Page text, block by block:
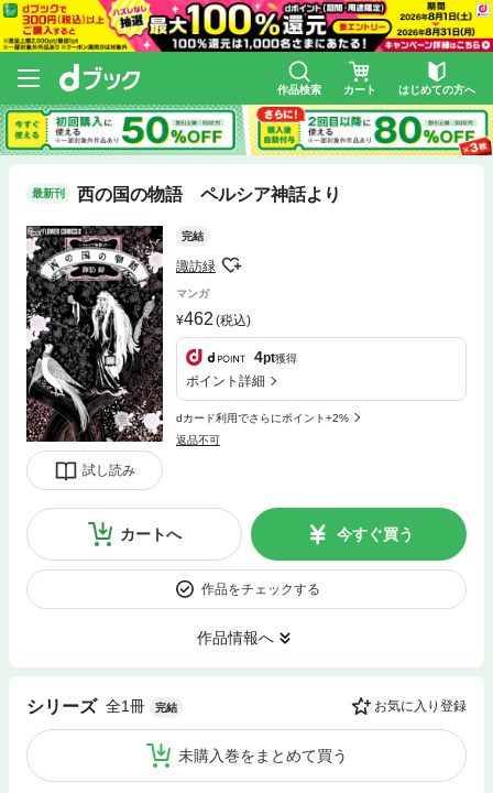
作品検索 カート はじめての方へ
最新刊 西の国の物語 ペルシア神話より
試し読み
完結
諏訪緑
マンガ
462 (税込)
4pt獲得
ポイント詳細
dカード利用でさらにポイント+2%
返品不可
カートへ 今すぐ買う
作品をチェックする
作品情報へ
シリーズ 全1冊 完結 お気に入り登録
未購入巻をまとめて買う